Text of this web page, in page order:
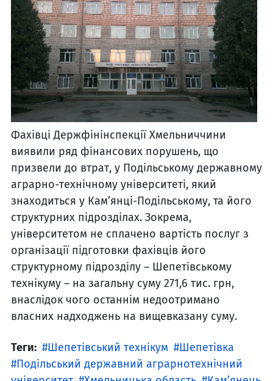
Фахівці Держфінінспекції Хмельниччини
виявили ряд фінансових порушень, що
призвели до втрат, у Подільському державному
аграрно-технічному університеті, який
знаходиться у Кам’янці-Подільському, та його
структурних підрозділах. Зокрема,
університетом не сплачено вартість послуг з
організації підготовки фахівців його
структурному підрозділу – Шепетівському
технікуму – на загальну суму 271,6 тис. грн,
внаслідок чого останнім недоотримано
власних надходжень на вищевказану суму.
Теги: Шепетівський технікум
Шепетівка
Подільський державний аграрнотехнічний